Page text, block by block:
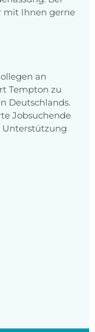
mit Ihnen gerne
an
Tempton zu
Deutschlands.
Jobsuchende
Unterstützung